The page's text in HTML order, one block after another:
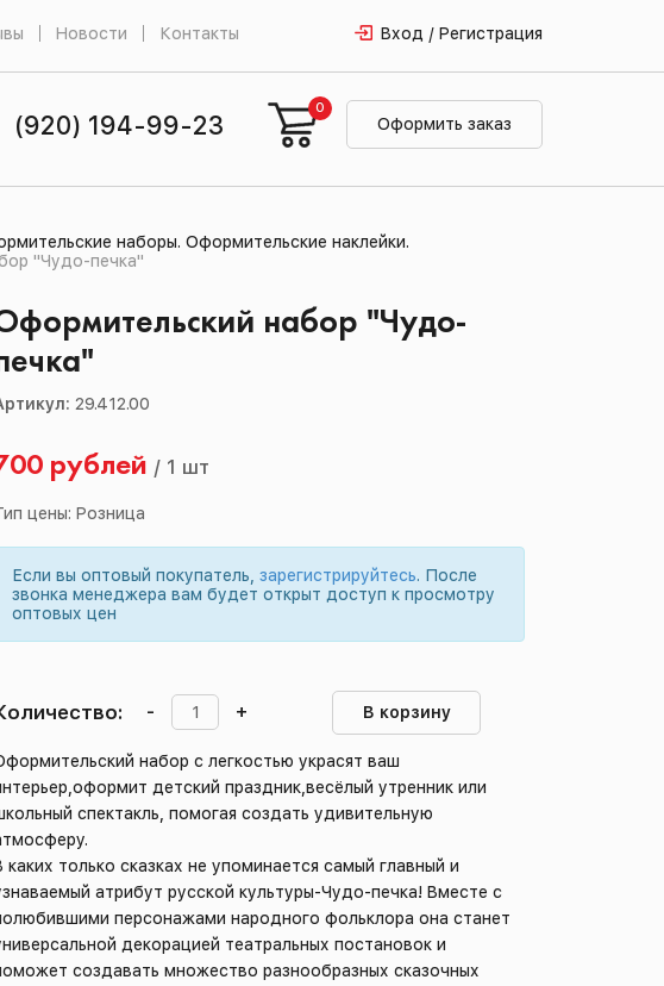
Новости Контакты Вход / Регистрация
(920) 194-99-23 Оформить заказ
0
наборы. Оформительские наклейки.
"Чудо-печка"
набор "Чудо-
29.412.00
рублей / 1 шт
цены: Розница
Если вы оптовый покупатель,зарегистрируйтесь. После
звонка менеджера вам будет открыт доступ к просмотру
оптовых цен
- + В корзину
набор с легкостью украсят ваш
детский праздник,весёлый утренник или
спектакль, помогая создать удивительную
каких только сказках не упоминается самый главный и
атрибут русской культуры-Чудо-печка! Вместе с
персонажами народного фольклора она станет
декорацией театральных постановок и
создавать множество разнообразных сказочных